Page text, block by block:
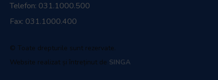
Telefon: 031.1000.500
Fax: 031.1000.400
© Toate drepturile sunt rezervate.
Website realizat și întreținut de SINGA